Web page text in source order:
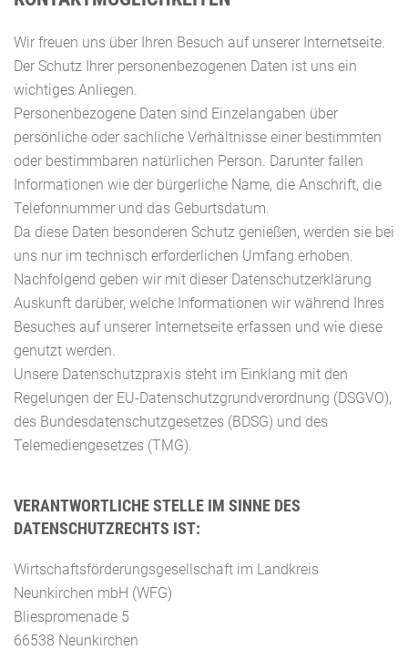
Wir freuen uns über Ihren Besuch auf unserer Internetseite.
Der Schutz Ihrer personenbezogenen Daten ist uns ein
wichtiges Anliegen.
Personenbezogene Daten sind Einzelangaben über
persönliche oder sachliche Verhältnisse einer bestimmten
oder bestimmbaren natürlichen Person. Darunter fallen
Informationen wie der bürgerliche Name, die Anschrift, die
Telefonnummer und das Geburtsdatum.
Da diese Daten besonderen Schutz genießen, werden sie bei
uns nur im technisch erforderlichen Umfang erhoben.
Nachfolgend geben wir mit dieser Datenschutzerklärung
Auskunft darüber, welche Informationen wir während Ihres
Besuches auf unserer Internetseite erfassen und wie diese
genutzt werden.
Unsere Datenschutzpraxis steht im Einklang mit den
Regelungen der EU-Datenschutzgrundverordnung (DSGVO),
des Bundesdatenschutzgesetzes (BDSG) und des
Telemediengesetzes (TMG).
VERANTWORTLICHE STELLE IM SINNE DES
DATENSCHUTZRECHTS IST:
Wirtschaftsförderungsgesellschaft im Landkreis
Neunkirchen mbH (WFG)
Bliespromenade 5
66538 Neunkirchen